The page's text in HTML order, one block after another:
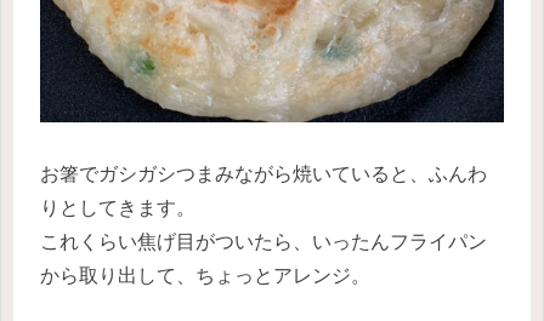
お箸でガシガシつまみながら焼いていると、ふんわ
りとしてきます。
これくらい焦げ目がついたら、いったんフライパン
から取り出して、ちょっとアレンジ。